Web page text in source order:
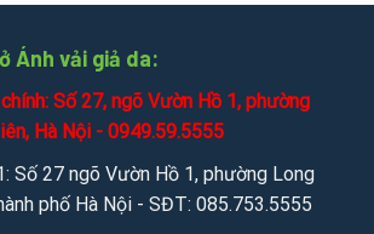
SX TM DV NGỌC HÂN
Số 196 ngõ Hoà Bình, tổ 7 phường Cự
Số 2 Trần Phú, phường Hàng Bông, quận
Ánh vải giả da:
Số 27, ngõ Vườn Hồ 1, phường
Hà Nội - 0949.59.5555
Số 27 ngõ Vườn Hồ 1, phường Long
phố Hà Nội - SĐT: 085.753.5555